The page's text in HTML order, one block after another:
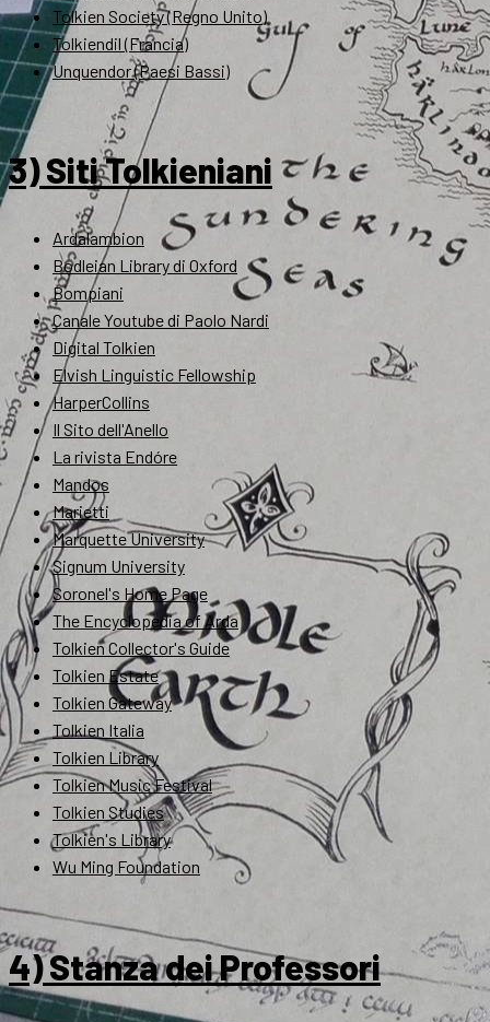
Tolkien Society (Regno Unito)
Tolkiendil (Francia)
Unquendor (Paesi Bassi)
3) Siti Tolkieniani
Ardalambion
Bodleian Library di Oxford
Bompiani
Canale Youtube di Paolo Nardi
Digital Tolkien
Elvish Linguistic Fellowship
HarperCollins
Il Sito dell'Anello
La rivista Endóre
Mandos
Marietti
Marquette University
Signum University
Soronel's Home Page
The Encyclopedia of Arda
Tolkien Collector's Guide
Tolkien Estate
Tolkien Gateway
Tolkien Italia
Tolkien Library
Tolkien Music Festival
Tolkien Studies
Tolkien's Library
Wu Ming Foundation
4) Stanza dei Professori